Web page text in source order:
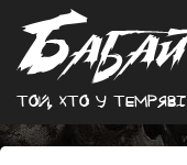
Той, хто у темрявi